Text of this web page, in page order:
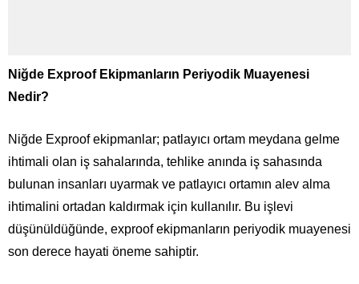
Niğde Exproof Ekipmanların Periyodik Muayenesi
Nedir?
Niğde Exproof ekipmanlar; patlayıcı ortam meydana gelme
ihtimali olan iş sahalarında, tehlike anında iş sahasında
bulunan insanları uyarmak ve patlayıcı ortamın alev alma
ihtimalini ortadan kaldırmak için kullanılır. Bu işlevi
düşünüldüğünde, exproof ekipmanların periyodik muayenesi
son derece hayati öneme sahiptir.